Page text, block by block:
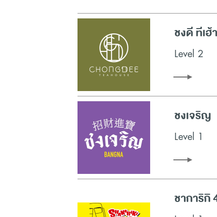
ชงดี ทีเฮ้
Level 2
ชงเจริญ
Level 1
ชาการิกิ